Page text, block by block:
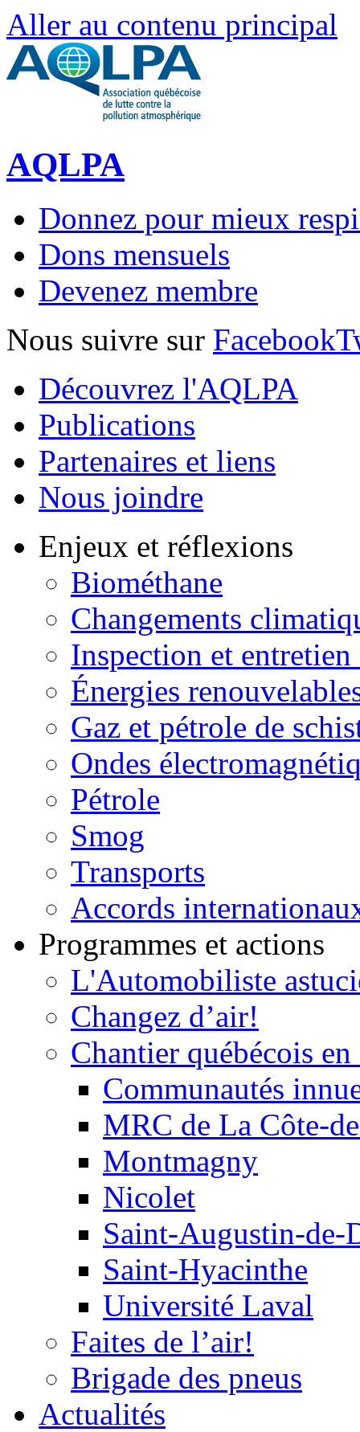
Aller au contenu principal
AQLPA
Donnez pour mieux
Dons mensuels
Devenez membre
Nous suivre sur Facebook
Découvrez l'AQLPA
Publications
Partenaires et liens
Nous joindre
Enjeux et réflexions
Biométhane
Changements
Inspection et entretien
Énergies
Gaz et pétrole de
Ondes
Pétrole
Smog
Transports
Accords
Programmes et actions
L'Automobiliste
Changez d’air!
Chantier québécois
Communautés
MRC de La Côte-
Montmagny
Nicolet
Saint-Augustin-de-
Saint-Hyacinthe
Université Laval
Faites de l’air!
Brigade des pneus
Actualités